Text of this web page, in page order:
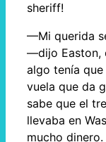
sheriff!
—Mi querida
—dijo Easton,
algo tenía que
vuela que da
sabe que el
llevaba en
mucho